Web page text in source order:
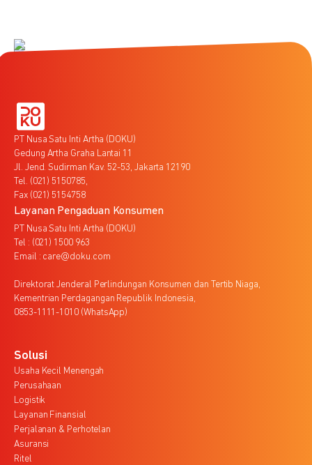
PT Nusa Satu Inti Artha (DOKU)
Gedung Artha Graha Lantai 11
Jl. Jend. Sudirman Kav. 52-53, Jakarta 12190
Tel. (021) 5150785,
Fax (021) 5154758
Layanan Pengaduan Konsumen
PT Nusa Satu Inti Artha (DOKU)
Tel : (021) 1500 963
Email : care@doku.com
Direktorat Jenderal Perlindungan Konsumen dan Tertib Niaga,
Kementrian Perdagangan Republik Indonesia,
0853-1111-1010 (WhatsApp)
Solusi
Usaha Kecil Menengah
Perusahaan
Logistik
Layanan Finansial
Perjalanan & Perhotelan
Asuransi
Ritel